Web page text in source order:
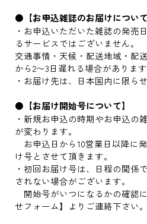
● 【お申込雑誌のお届けについて
・お申込いただいた雑誌の発売
るサービスではございません。
交通事情・天候・配送地域・配
から2〜3日遅れる場合があります
・お届け先は、日本国内に限ら
● 【お届け開始号について】
・新規お申込の時期やお申込の
が変わります。
お申込日から10営業日以降に
け号とさせて頂きます。
・初回お届け号は、日程の関係
されない場合がございます。
開始号がいつになるかの確認
せフォーム】よりご連絡下さい。